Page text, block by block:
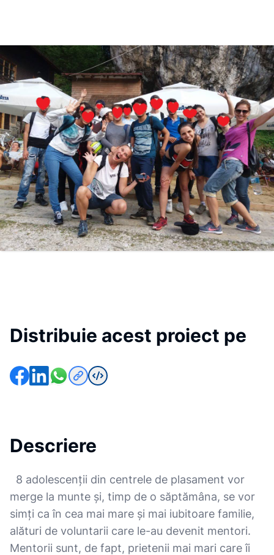
Distribuie acest proiect pe
Descriere
8 adolescenții din centrele de plasament vor
merge la munte și, timp de o săptămâna, se vor
simți ca în cea mai mare și mai iubitoare familie,
alături de voluntarii care le-au devenit mentori.
Mentorii sunt, de fapt, prietenii mai mari care îi